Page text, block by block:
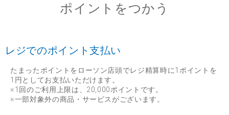
ポイントをつかう
レジでのポイント支払い
たまったポイントをローソン店頭でレジ精算時に1ポイントを
1円としてお支払いただけます。
※1回のご利用上限は、20,000ポイントです。
※一部対象外の商品・サービスがございます。